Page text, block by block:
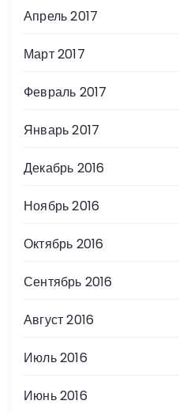
Апрель 2017
Март 2017
Февраль 2017
Январь 2017
Декабрь 2016
Ноябрь 2016
Октябрь 2016
Сентябрь 2016
Август 2016
Июль 2016
Июнь 2016